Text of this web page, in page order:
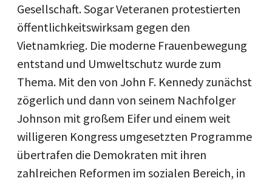
Gesellschaft. Sogar Veteranen protestierten
öffentlichkeitswirksam gegen den
Vietnamkrieg. Die moderne Frauenbewegung
entstand und Umweltschutz wurde zum
Thema. Mit den von John F. Kennedy zunächst
zögerlich und dann von seinem Nachfolger
Johnson mit großem Eifer und einem weit
willigeren Kongress umgesetzten Programme
übertrafen die Demokraten mit ihren
zahlreichen Reformen im sozialen Bereich, in